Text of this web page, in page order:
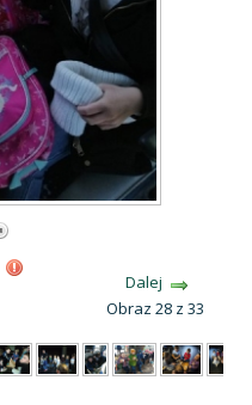
Dalej
Obraz 28 z 33